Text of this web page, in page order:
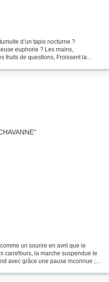
d’un tapis nocturne ?
euphorie ? Les mains,
fruits de questions, Froissent la
un sourire en avril que le
carrefours, la marche suspendue le
avec grâce une pause inconnue ;